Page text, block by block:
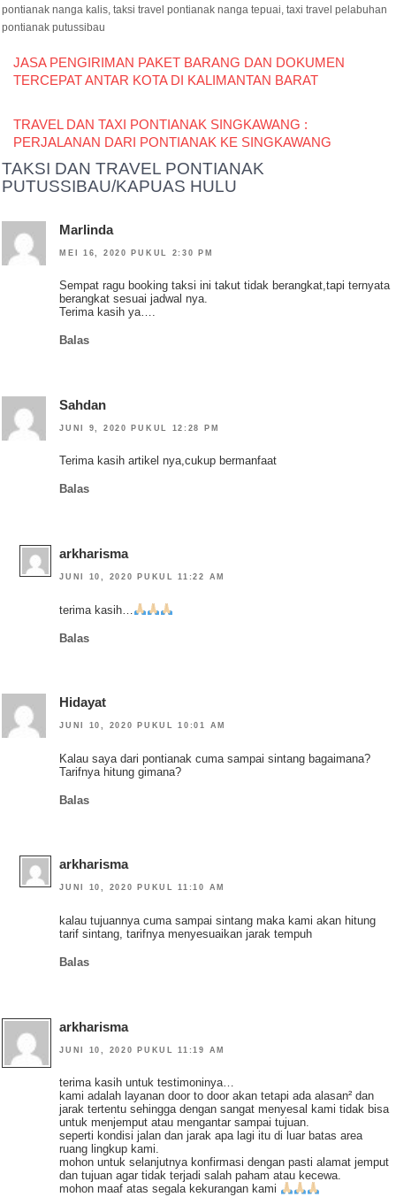
pontianak nanga kalis,taksi travel pontianak nanga tepuai,taxi travel pelabuhan
pontianak putussibau
JASA PENGIRIMAN PAKET BARANG DAN DOKUMEN
TERCEPAT ANTAR KOTA DI KALIMANTAN BARAT
TRAVEL DAN TAXI PONTIANAK SINGKAWANG :
PERJALANAN DARI PONTIANAK KE SINGKAWANG
TAKSI DAN TRAVEL PONTIANAK
PUTUSSIBAU/KAPUAS HULU
Marlinda
MEI 16, 2020 PUKUL 2:30 PM
Sempat ragu booking taksi ini takut tidak berangkat,tapi ternyata
berangkat sesuai jadwal nya.
Terima kasih ya….
Balas
Sahdan
JUNI 9, 2020 PUKUL 12:28 PM
Terima kasih artikel nya,cukup bermanfaat
Balas
arkharisma
JUNI 10, 2020 PUKUL 11:22 AM
terima kasih…
Balas
Hidayat
JUNI 10, 2020 PUKUL 10:01 AM
Kalau saya dari pontianak cuma sampai sintang bagaimana?
Tarifnya hitung gimana?
Balas
arkharisma
JUNI 10, 2020 PUKUL 11:10 AM
kalau tujuannya cuma sampai sintang maka kami akan hitung
tarif sintang, tarifnya menyesuaikan jarak tempuh
Balas
arkharisma
JUNI 10, 2020 PUKUL 11:19 AM
terima kasih untuk testimoninya…
kami adalah layanan door to door akan tetapi ada alasan² dan
jarak tertentu sehingga dengan sangat menyesal kami tidak bisa
untuk menjemput atau mengantar sampai tujuan.
seperti kondisi jalan dan jarak apa lagi itu di luar batas area
ruang lingkup kami.
mohon untuk selanjutnya konfirmasi dengan pasti alamat jemput
dan tujuan agar tidak terjadi salah paham atau kecewa.
mohon maaf atas segala kekurangan kami